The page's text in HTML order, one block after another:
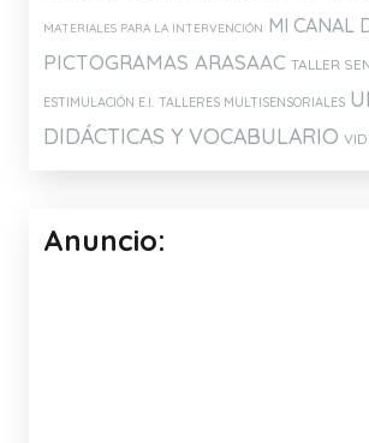
MATERIALES PARA LA INTERVENCIÓN MI CANAL
PICTOGRAMAS ARASAAC TALLER
ESTIMULACIÓN E.I. TALLERES MULTISENSORIALES
DIDÁCTICAS Y VOCABULARIO
Anuncio: